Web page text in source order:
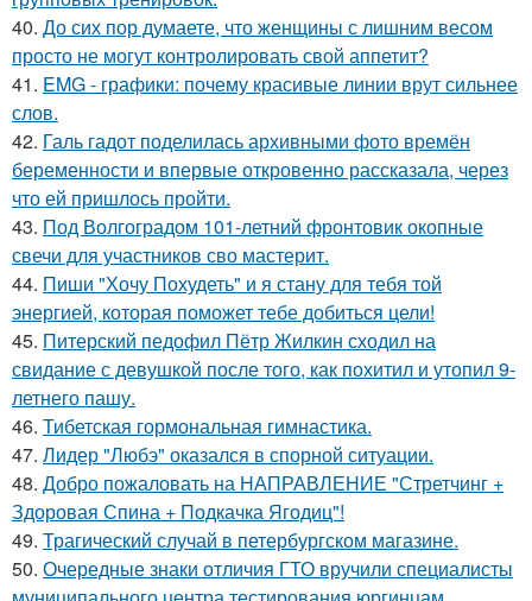
40. До сих пор думаете, что женщины с лишним весом
просто не могут контролировать свой аппетит?
41. EMG - графики: почему красивые линии врут сильнее
слов.
42. Галь гадот поделилась архивными фото времён
беременности и впервые откровенно рассказала, через
что ей пришлось пройти.
43. Под Волгоградом 101-летний фронтовик окопные
свечи для участников сво мастерит.
44. Пиши "Хочу Похудеть" и я стану для тебя той
энергией, которая поможет тебе добиться цели!
45. Питерский педофил Пётр Жилкин сходил на
свидание с девушкой после того, как похитил и утопил 9-
летнего пашу.
46. Тибетская гормональная гимнастика.
47. Лидер "Любэ" оказался в спорной ситуации.
48. Добро пожаловать на НАПРАВЛЕНИЕ "Стретчинг +
Здоровая Спина + Подкачка Ягодиц"!
49. Трагический случай в петербургском магазине.
50. Очередные знаки отличия ГТО вручили специалисты